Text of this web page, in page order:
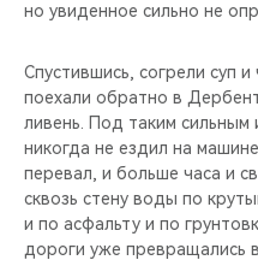
но увиденное сильно не
Спустившись, согрели суп
поехали обратно в
ливень. Под таким
никогда не ездил на
перевал, и больше часа и
сквозь стену воды по
и по асфальту и по
дороги уже превращались